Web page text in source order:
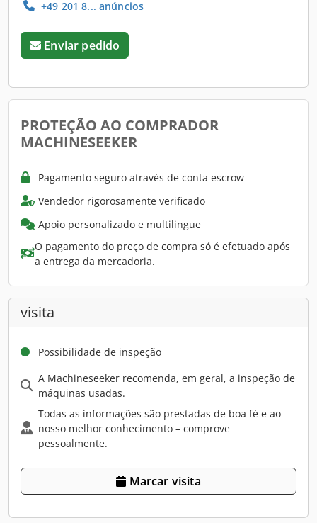
+49 201 8... anúncios
Enviar pedido
PROTEÇÃO AO COMPRADOR
MACHINESEEKER
Pagamento seguro através de conta escrow
Vendedor rigorosamente verificado
Apoio personalizado e multilingue
O pagamento do preço de compra só é efetuado após
a entrega da mercadoria.
visita
Possibilidade de inspeção
A Machineseeker recomenda, em geral, a inspeção de
máquinas usadas.
Todas as informações são prestadas de boa fé e ao
nosso melhor conhecimento – comprove
pessoalmente.
Marcar visita